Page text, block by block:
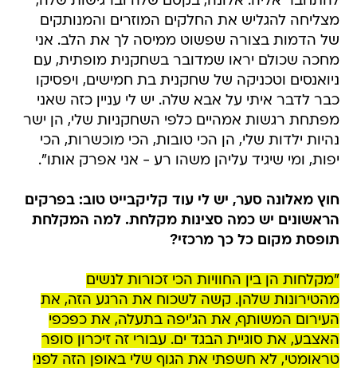
מצליחה להגליש את החלקים המוזרים והמנותקים
של הדמות בצורה שפשוט ממיסה לך את הלב. אני
מחכה שכולם יראו שמדובר בשחקנית מופתית, עם
ניואנסים וטכניקה של שחקנית בת חמישים, ויפסיקו
כבר לדבר איתי על אבא שלה. יש לי עניין כזה שאני
מפתחת רגשות אמהיים כלפי השחקניות שלי, הן ישר
נהיות ילדות שלי, הן הכי טובות, הכי מוכשרות, הכי
יפות, ומי שיגיד עליהן משהו רע - אני אפרק אותו".
חוץ מאלונה סער, יש לי עוד קליקבייט טוב: בפרקים
הראשונים יש כמה סצינות מקלחת. למה המקלחת
תופסת מקום כל כך מרכזי?
"מקלחות הן בין החוויות הכי זכורות לנשים
מהטירונות שלהן. קשה לשכוח את הרגע הזה, את
העירום המשותף, את הג'יפה בתעלה, את כפכפי
האצבע, את סוגיית הבגד ים. עבורי זה זיכרון סופר
טראומטי, לא חשפתי את הגוף שלי באופן הזה לפני